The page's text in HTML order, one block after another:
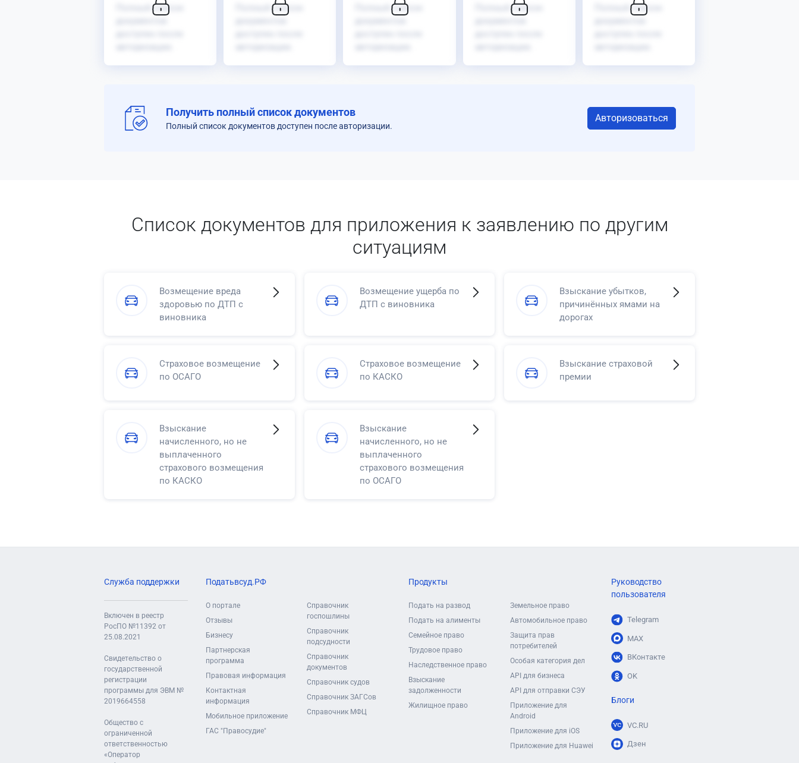
Полный список
Полный список
Полный список
Полный список
Полный список
Получить полный список документов
Полный список документов доступен после авторизации.
Авторизоваться
Список документов для приложения к заявлению по другим
ситуациям
Возмещение вреда
здоровью по ДТП с
виновника
Возмещение ущерба по
ДТП с виновника
Взыскание убытков,
причинённых ямами на
дорогах
Страховое возмещение
по ОСАГО
Страховое возмещение
по КАСКО
Взыскание страховой
премии
Взыскание
начисленного, но не
выплаченного
страхового возмещения
по КАСКО
Взыскание
начисленного, но не
выплаченного
страхового возмещения
по ОСАГО
Служба поддержки
Включен в реестр
РосПО №11392 от
25.08.2021
Свидетельство о
государственной
регистрации
программы для ЭВМ №
2019664558
Общество с
ограниченной
ответственностью
«Оператор
Податьвсуд.РФ
О портале
Отзывы
Бизнесу
Партнерская
программа
Правовая информация
Контактная
информация
Мобильное приложение
ГАС "Правосудие"
Справочник
госпошлины
Справочник
подсудности
Справочник
документов
Справочник судов
Справочник ЗАГСов
Справочник МФЦ
Продукты
Подать на развод
Подать на алименты
Семейное право
Трудовое право
Наследственное право
Взыскание
задолженности
Жилищное право
Земельное право
Автомобильное право
Защита прав
потребителей
Особая категория дел
API для бизнеса
API для отправки СЭУ
Приложение для
Android
Приложение для iOS
Приложение для Huawei
Руководство
пользователя
Telegram
MAX
ВКонтакте
OK
Блоги
VC.RU
Дзен